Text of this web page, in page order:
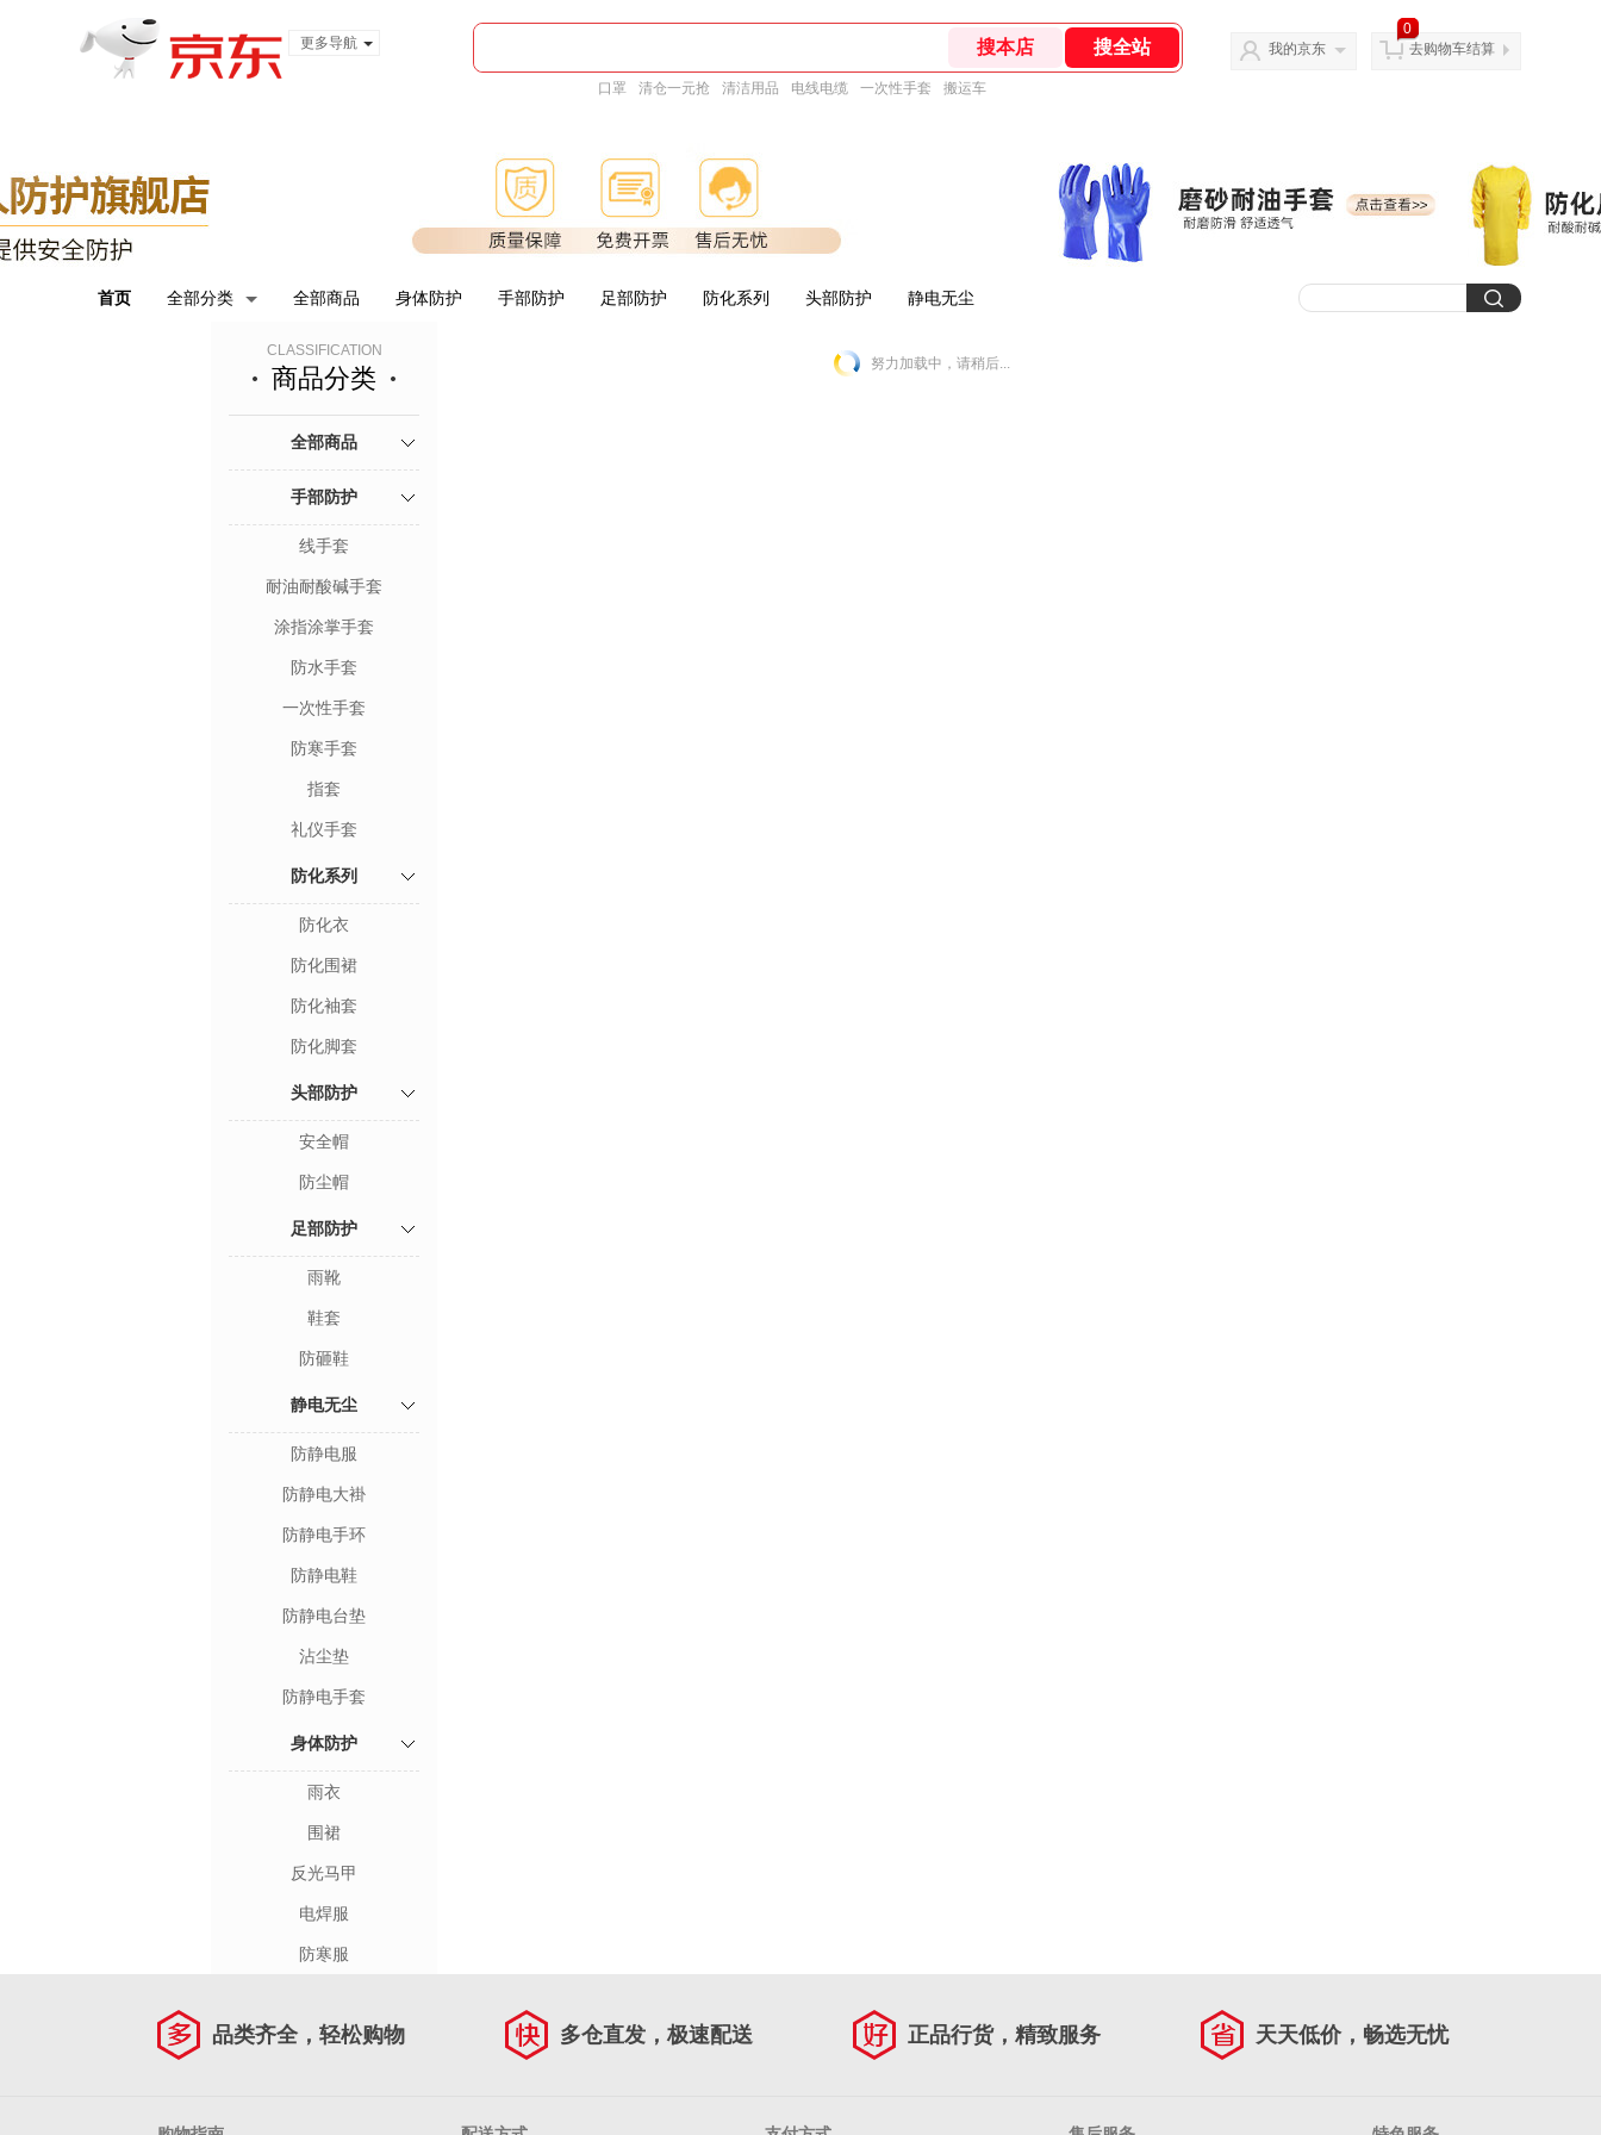
更多导航
口罩 清仓一元抢 清洁用品 电线电缆 一次性手套 搬运车
我的京东
0
去购物车结算
首页 全部分类 全部商品 身体防护 手部防护 足部防护 防化系列 头部防护 静电无尘
CLASSIFICATION
商品分类
全部商品
手部防护
线手套
耐油耐酸碱手套
涂指涂掌手套
防水手套
一次性手套
防寒手套
指套
礼仪手套
防化系列
防化衣
防化围裙
防化袖套
防化脚套
头部防护
安全帽
防尘帽
足部防护
雨靴
鞋套
防砸鞋
静电无尘
防静电服
防静电大褂
防静电手环
防静电鞋
防静电台垫
沾尘垫
防静电手套
身体防护
雨衣
围裙
反光马甲
电焊服
防寒服
努力加载中，请稍后...
品类齐全，轻松购物 多仓直发，极速配送 正品行货，精致服务 天天低价，畅选无忧